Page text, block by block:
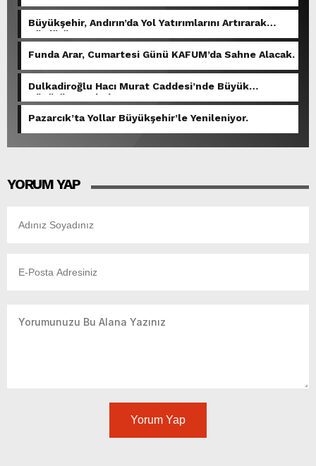
Büyükşehir, Andırın’da Yol Yatırımlarını Artırarak
Sürdürüyor.
Funda Arar, Cumartesi Günü KAFUM’da Sahne Alacak.
Dulkadiroğlu Hacı Murat Caddesi’nde Büyük
Dönüşüm Başladı.
Pazarcık’ta Yollar Büyükşehir’le Yenileniyor.
YORUM YAP
Yorum Yap